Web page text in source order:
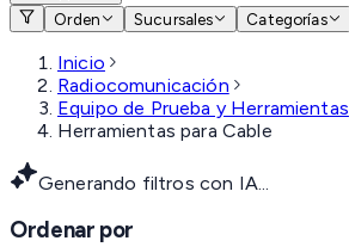
Orden
Sucursales Categorías
Inicio
Radiocomunicación
Equipo de Prueba y Herramientas
Herramientas para Cable
Generando filtros con IA...
Ordenar por